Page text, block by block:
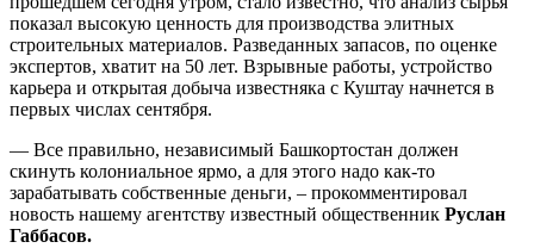
показал высокую ценность для производства элитных
строительных материалов. Разведанных запасов, по оценке
экспертов, хватит на 50 лет. Взрывные работы, устройство
карьера и открытая добыча известняка с Куштау начнется в
первых числах сентября.
— Все правильно, независимый Башкортостан должен
скинуть колониальное ярмо, а для этого надо как-то
зарабатывать собственные деньги, – прокомментировал
новость нашему агентству известный общественник Руслан
Габбасов.